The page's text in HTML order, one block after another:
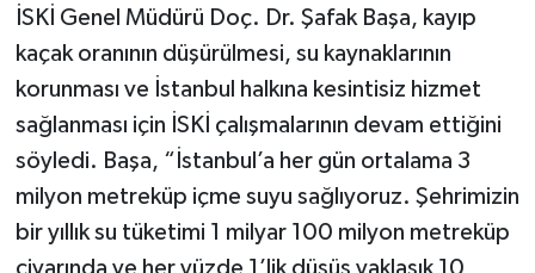
İSKİ Genel Müdürü Doç. Dr. Şafak Başa, kayıp
kaçak oranının düşürülmesi, su kaynaklarının
korunması ve İstanbul halkına kesintisiz hizmet
sağlanması için İSKİ çalışmalarının devam ettiğini
söyledi. Başa, “İstanbul’a her gün ortalama 3
milyon metreküp içme suyu sağlıyoruz. Şehrimizin
bir yıllık su tüketimi 1 milyar 100 milyon metreküp